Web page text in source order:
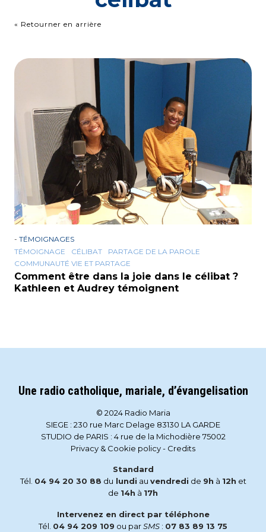
« Retourner en arrière
- TÉMOIGNAGES
TÉMOIGNAGE
CÉLIBAT
PARTAGE DE LA PAROLE
COMMUNAUTÉ VIE ET PARTAGE
Comment être dans la joie dans le célibat ?
Kathleen et Audrey témoignent
Une radio catholique, mariale, d’évangelisation
© 2024 Radio Maria
SIEGE : 230 rue Marc Delage 83130 LA GARDE
STUDIO de PARIS : 4 rue de la Michodière 75002
Privacy & Cookie policy- Credits
Standard
Tél. 04 94 20 30 88 du lundi au vendredi de 9h à 12h et
de 14h à 17h
Intervenez en direct par téléphone
Tél. 04 94 209 109 ou parSMS : 07 83 89 13 75